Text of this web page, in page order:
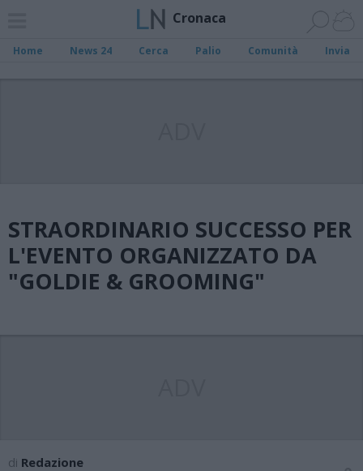
Cronaca
Home News 24 Cerca Palio Comunità Invia
STRAORDINARIO SUCCESSO PER
L'EVENTO ORGANIZZATO DA
"GOLDIE & GROOMING"
di Redazione